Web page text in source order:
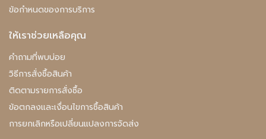
ข้อกำหนดของการบริการ
ให้เราช่วยเหลือคุณ
คําถามที่พบบ่อย
วิธีการสั่งซื้อสินค้า
ติดตามรายการสั่งซื้อ
ข้อตกลงและเงื่อนไขการซื้อสินค้า
การยกเลิกหรือเปลี่ยนแปลงการจัดส่ง